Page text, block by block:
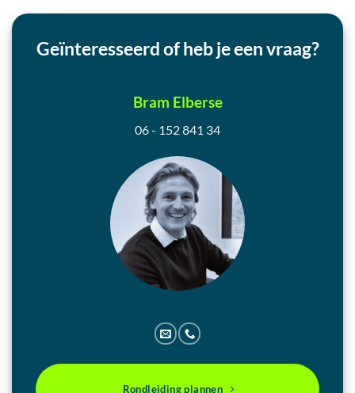
Geïnteresseerd of heb je een vraag?
Bram Elberse
06 - 152 841 34
Rondleiding plannen